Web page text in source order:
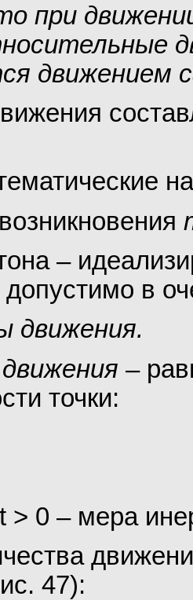
при
движением
–
допустимо в
движения.
–
точки:
> 0 – мера
47):